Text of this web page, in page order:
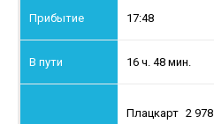
17:48
16 ч. 48 мин.
Плацкарт 2 978